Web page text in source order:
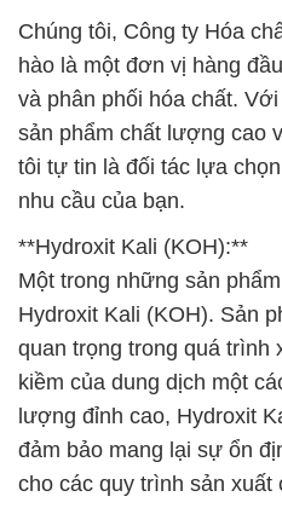
Chúng tôi, Công ty Hóa
hào là một đơn vị hàng
và phân phối hóa chất.
sản phẩm chất lượng cao
tôi tự tin là đối tác lựa
nhu cầu của bạn.
**Hydroxit Kali (KOH):**
Một trong những sản
Hydroxit Kali (KOH). Sản
quan trọng trong quá trình
kiềm của dung dịch một
lượng đỉnh cao, Hydroxit
đảm bảo mang lại sự ổn
cho các quy trình sản xuất